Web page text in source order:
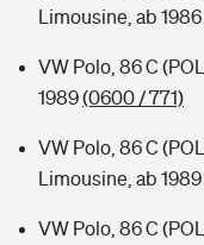
Limousine, ab 1986
VW Polo, 86 C
1989(0600 / 771)
VW Polo, 86 C
Limousine, ab 1989
VW Polo, 86 C